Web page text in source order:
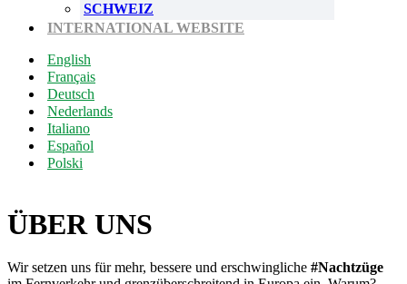
SCHWEIZ
INTERNATIONAL WEBSITE
English
Français
Deutsch
Nederlands
Italiano
Español
Polski
ÜBER UNS
Wir setzen uns für mehr, bessere und erschwingliche #Nachtzüge